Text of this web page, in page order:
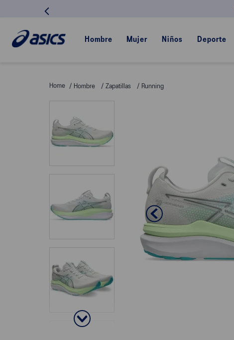
Hombre Mujer Niños Deporte
Hombre Zapatillas Running